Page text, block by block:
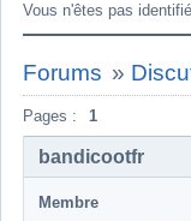
Vous n'êtes pas
Forums »
Pages : 1
bandicootfr
Membre